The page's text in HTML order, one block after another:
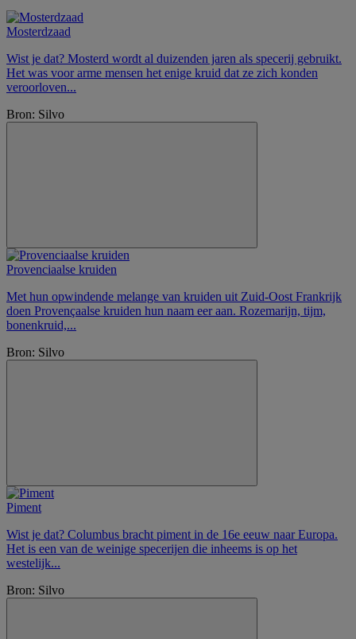
Mosterdzaad
Wist je dat? Mosterd wordt al duizenden jaren als specerij gebruikt.
Het was voor arme mensen het enige kruid dat ze zich konden
veroorloven...
Bron: Silvo
Provenciaalse kruiden
Met hun opwindende melange van kruiden uit Zuid-Oost Frankrijk
doen Provençaalse kruiden hun naam eer aan. Rozemarijn, tijm,
bonenkruid,...
Bron: Silvo
Piment
Wist je dat? Columbus bracht piment in de 16e eeuw naar Europa.
Het is een van de weinige specerijen die inheems is op het
westelijk...
Bron: Silvo